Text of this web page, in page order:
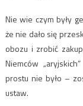
Nie wie czym były
że nie dało się
obozu i zrobić
Niemców
prostu nie było –
ustaw.